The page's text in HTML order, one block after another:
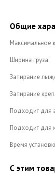
Общие
Максимальное
Ширина груза:
Запирание
Запирание
Подходит для
Подходит для
Время
С этим